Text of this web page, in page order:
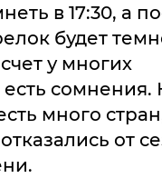
в 17:30, а
будет
у многих
сомнения.
много
от